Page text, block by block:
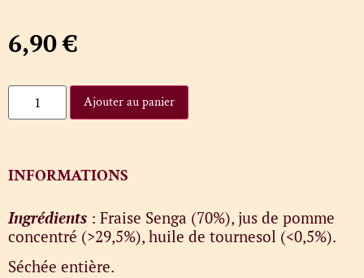
6,90€
Ajouter au panier
INFORMATIONS
Ingrédients : Fraise Senga (70%), jus de pomme
concentré (>29,5%), huile de tournesol (<0,5%).
Séchée entière.